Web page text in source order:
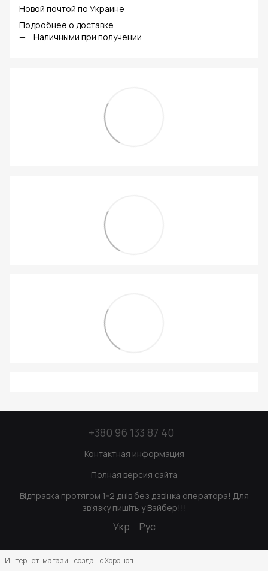
Новой почтой по Украине
Подробнее о доставке
Наличными при получении
+380 96 133 87 40
Контактная информация
Полная версия сайта
Відправка протягом 1-2 днів без дзвінка оператора! Для
зв'язку пишіть у Вайбер!!!
Укр Рус
Интернет-магазин создан с Хорошоп